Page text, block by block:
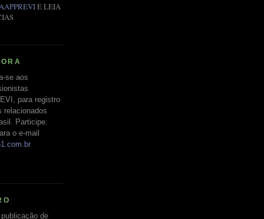
AAPPREVIE LEIA
se aos
para registro
relacionados
Participe.
o e-mail
de